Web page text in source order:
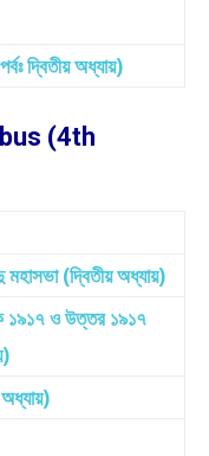
দ্বিতীয় অধ্যায়)
(4th
মহাসভা (দ্বিতীয় অধ্যায়)
১৯১৭ ও উত্তর ১৯১৭